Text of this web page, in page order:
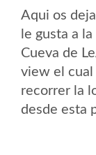
Aqui os
le gusta a
Cueva de
view el cual
recorrer la
desde esta